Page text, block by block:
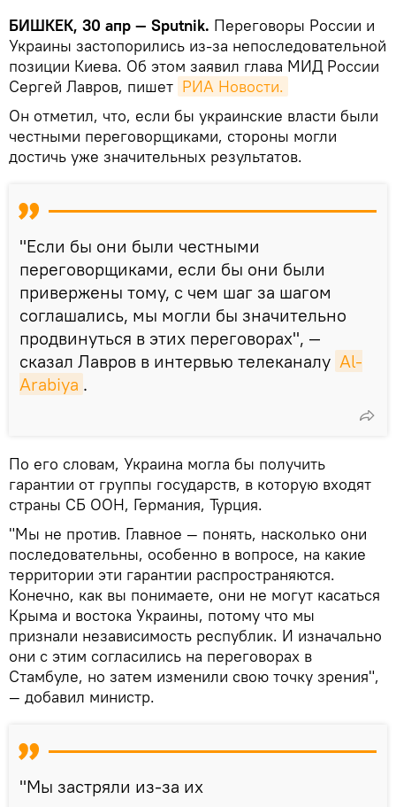
БИШКЕК, 30 апр — Sputnik. Переговоры России и
Украины застопорились из-за непоследовательной
позиции Киева. Об этом заявил глава МИД России
Сергей Лавров, пишет РИА Новости.
Он отметил, что, если бы украинские власти были
честными переговорщиками, стороны могли
достичь уже значительных результатов.
"Если бы они были честными
переговорщиками, если бы они были
привержены тому, с чем шаг за шагом
соглашались, мы могли бы значительно
продвинуться в этих переговорах", —
сказал Лавров в интервью телеканалу Al-
Arabiya .
По его словам, Украина могла бы получить
гарантии от группы государств, в которую входят
страны СБ ООН, Германия, Турция.
"Мы не против. Главное — понять, насколько они
последовательны, особенно в вопросе, на какие
территории эти гарантии распространяются.
Конечно, как вы понимаете, они не могут касаться
Крыма и востока Украины, потому что мы
признали независимость республик. И изначально
они с этим согласились на переговорах в
Стамбуле, но затем изменили свою точку зрения",
— добавил министр.
"Мы застряли из-за их